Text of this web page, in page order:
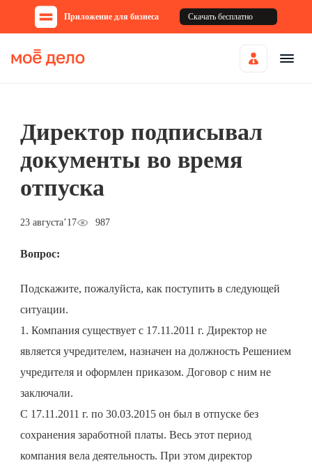
Приложение для бизнеса Скачать бесплатно
Директор подписывал
документы во время
отпуска
23 августа’17 987
Вопрос:
Подскажите, пожалуйста, как поступить в следующей
ситуации.
1. Компания существует с 17.11.2011 г. Директор не
является учредителем, назначен на должность Решением
учредителя и оформлен приказом. Договор с ним не
заключали.
С 17.11.2011 г. по 30.03.2015 он был в отпуске без
сохранения заработной платы. Весь этот период
компания вела деятельность. При этом директор